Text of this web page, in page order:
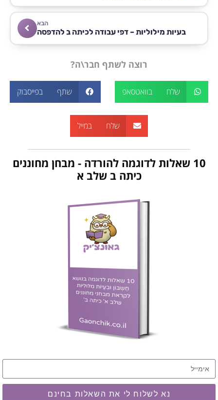
הבא
בעיות מילוליות – דפי עבודה לכיתה ב להדפסה
רוצה לשתף חבר\ה?
שלח בוואטסאפ שתף בפייסבוק
שלח במייל
10 שאלות לדוגמה להורדה - מבחן מחוננים
כיתה ב שלב א
נא לשלוח לי את השאלות בחינם